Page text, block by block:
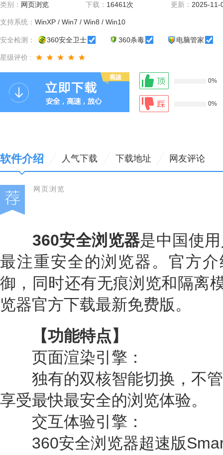
类别： 网页浏览 下载： 16461次 更新： 2025-11-
支持系统： WinXP / Win7 / Win8 / Win10
安全检测： 360安全卫士 360杀毒 电脑管家
星级评价 :
0%
0%
软件介绍 人气下载 下载地址 网友评论
网页浏览
360安全浏览器是中国使
最注重安全的浏览器。官方
御，同时还有无痕浏览和隔离
览器官方下载最新免费版。
【功能特点】
页面渲染引擎：
独有的双核智能切换，不管
享受最快最安全的浏览体验。
交互体验引擎：
360安全浏览器超速版